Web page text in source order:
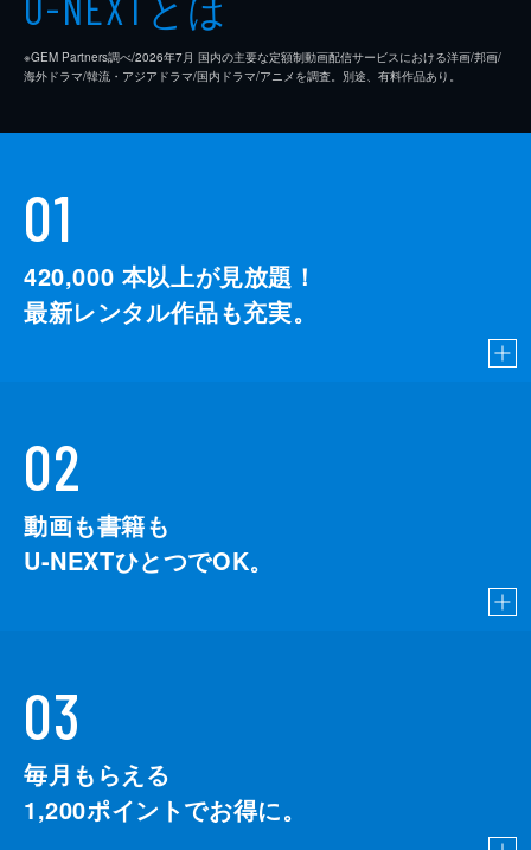
※GEM Partners調べ/2026年7⽉ 国内の主要な定額制動画配信サービスにおける洋画/邦画/
海外ドラマ/韓流・アジアドラマ/国内ドラマ/アニメを調査。別途、有料作品あり。
01
420,000 本以上が見放題！
最新レンタル作品も充実。
02
動画も書籍も
U-NEXTひとつでOK。
03
毎月もらえる
1,200ポイントでお得に。